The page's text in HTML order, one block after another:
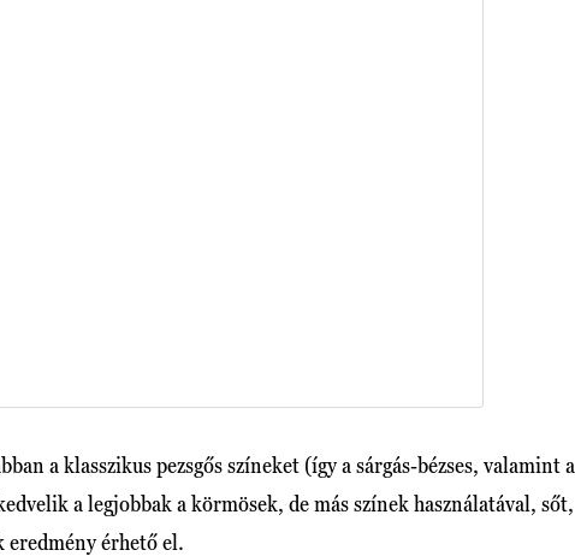
a klasszikus pezsgős színeket (így a sárgás-bézses, valamint a
a legjobbak a körmösek, de más színek használatával, sőt,
eredmény érhető el.